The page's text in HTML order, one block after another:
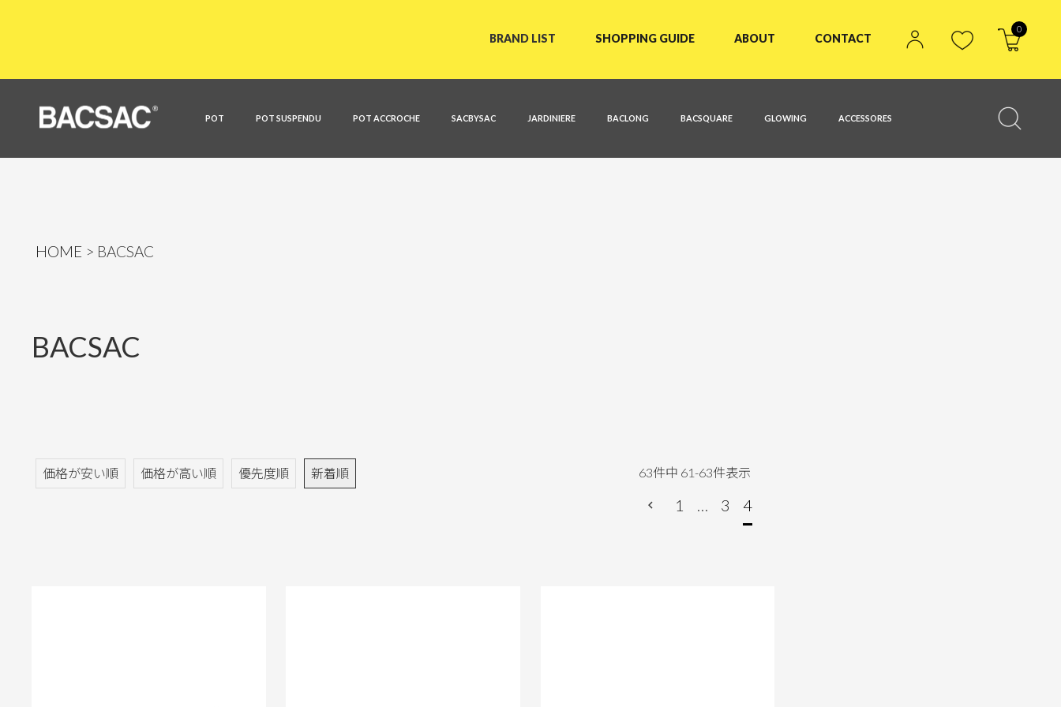
BRAND LIST SHOPPING GUIDE ABOUT CONTACT
0
POT POT SUSPENDU POT ACCROCHE SACBYSAC JARDINIERE BACLONG BACSQUARE GLOWING ACCESSORES
HOME BACSAC
BACSAC
価格が安い順 価格が高い順 優先度順 新着順 63件中 61-63件表示
1 … 3 4